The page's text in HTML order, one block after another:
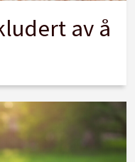
av å